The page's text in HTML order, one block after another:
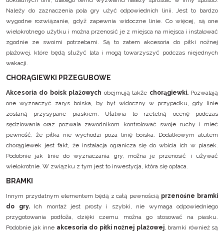
Należy do zaznaczenia pola gry użyć odpowiednich linii. Jest to bardzo
wygodne rozwiązanie, gdyż zapewnia widoczne linie. Co więcej, są one
wielokrotnego użytku i można przenosić je z miejsca na miejsca i instalować
zgodnie ze swoimi potrzebami. Są to zatem akcesoria do piłki nożnej
plażowej, które będą służyć lata i mogą towarzyszyć podczas niejednych
wakacji.
CHORĄGIEWKI PRZEGUBOWE
Akcesoria do boisk plażowych obejmują także chorągiewki.Pozwalają
one wyznaczyć zarys boiska, by był widoczny w przypadku, gdy linie
zostaną przysypane piaskiem. Ułatwia to rzetelną ocenę podczas
sędziowania oraz pozwala zawodnikom kontrolować swoje ruchy i mieć
pewność, że piłka nie wychodzi poza linię boiska. Dodatkowym atutem
chorągiewek jest fakt, że instalacja ogranicza się do wbicia ich w piasek.
Podobnie jak linie do wyznaczania gry, można je przenosić i używać
wielokrotnie. W związku z tym jest to inwestycja, która się opłaca.
BRAMKI
Innym przydatnym elementem będą z całą pewnością przenośne bramki
do gry.Ich montaż jest prosty i szybki, nie wymaga odpowiedniego
przygotowania podłoża, dzięki czemu można go stosować na piasku.
Podobnie jak inne akcesoria do piłki nożnej plażowej, bramki również są